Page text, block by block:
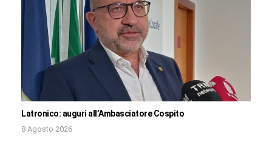
Latronico: auguri all’Ambasciatore Cospito
8 Agosto 2026